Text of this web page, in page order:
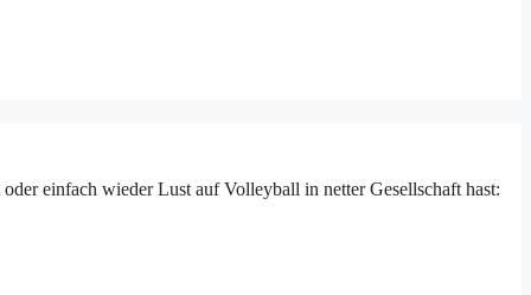
einfach wieder Lust auf Volleyball in netter Gesellschaft hast: